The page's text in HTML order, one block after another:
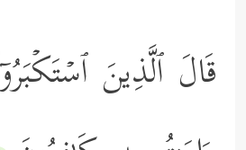
قَالَ ٱلَّذِینَ